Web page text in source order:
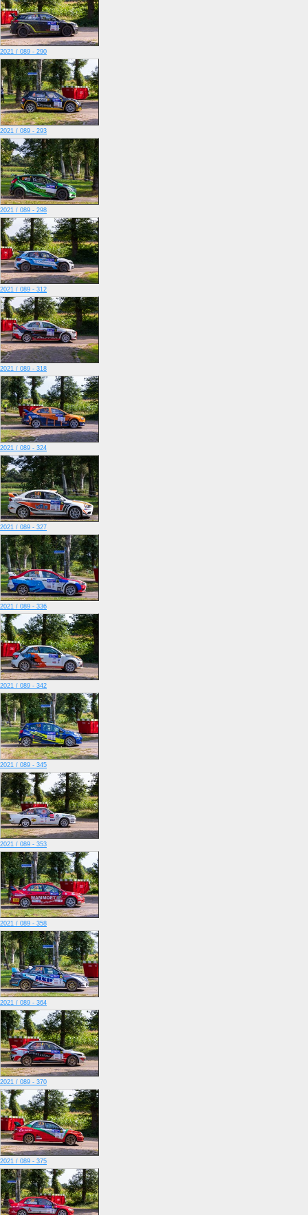
2021 / 089 - 290
2021 / 089 - 293
2021 / 089 - 298
2021 / 089 - 312
2021 / 089 - 318
2021 / 089 - 324
2021 / 089 - 327
2021 / 089 - 336
2021 / 089 - 342
2021 / 089 - 345
2021 / 089 - 353
2021 / 089 - 358
2021 / 089 - 364
2021 / 089 - 370
2021 / 089 - 375